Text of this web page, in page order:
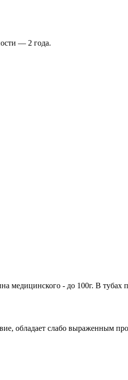
— 2 года.
медицинского - до 100г. В тубах
обладает слабо выраженным